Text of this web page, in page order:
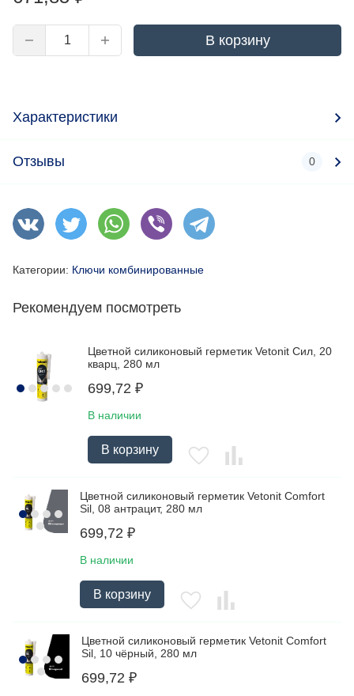
В корзину
Характеристики
Отзывы 0
Категории: Ключи комбинированные
Рекомендуем посмотреть
Цветной силиконовый герметик Vetonit Сил, 20
кварц, 280 мл
699,72 ₽
В наличии
В корзину
Цветной силиконовый герметик Vetonit Comfort
Sil, 08 антрацит, 280 мл
699,72 ₽
В наличии
В корзину
Цветной силиконовый герметик Vetonit Comfort
Sil, 10 чёрный, 280 мл
699,72 ₽